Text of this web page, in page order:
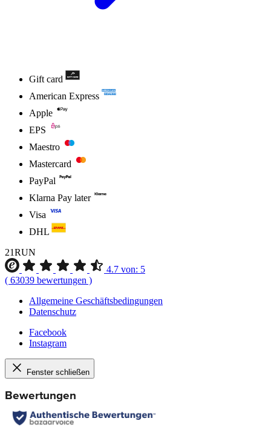
Gift card
American Express
Apple
EPS
Maestro
Mastercard
PayPal
Klarna Pay later
Visa
DHL
21RUN
4.7 von: 5
( 63039 bewertungen )
Allgemeine Geschäftsbedingungen
Datenschutz
Facebook
Instagram
Fenster schließen